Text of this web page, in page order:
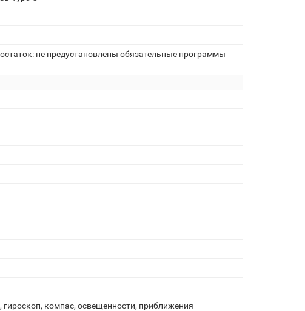
не предустановлены обязательные программы
гироскоп, компас, освещенности, приближения